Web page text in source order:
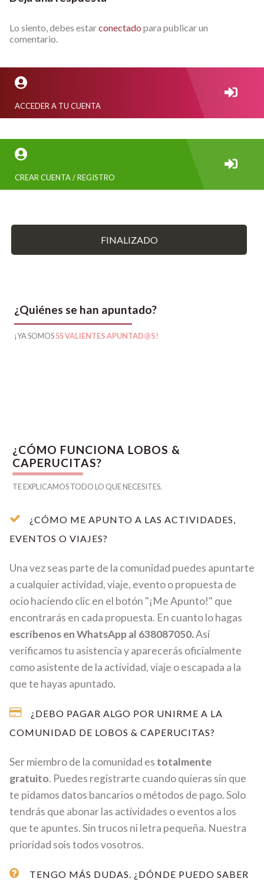
Lo siento, debes estarconectado para publicar un
comentario.
ACCEDER A TU CUENTA
CREAR CUENTA / REGISTRO
FINALIZADO
¿Quiénes se han apuntado?
¡YA SOMOS55 VALIENTES APUNTAD@S!
¿CÓMO FUNCIONA LOBOS &
CAPERUCITAS?
TE EXPLICAMOS TODO LO QUE NECESITES.
¿CÓMO ME APUNTO A LAS ACTIVIDADES,
EVENTOS O VIAJES?
Una vez seas parte de la comunidad puedes apuntarte
a cualquier actividad, viaje, evento o propuesta de
ocio haciendo clic en el botón "¡Me Apunto!" que
encontrarás en cada propuesta. En cuanto lo hagas
escríbenos en WhatsApp al 638087050.Así
verificamos tu asistencia y aparecerás oficialmente
como asistente de la actividad, viaje o escapada a la
que te hayas apuntado.
¿DEBO PAGAR ALGO POR UNIRME A LA
COMUNIDAD DE LOBOS & CAPERUCITAS?
Ser miembro de la comunidad es totalmente
gratuito. Puedes registrarte cuando quieras sin que
te pidamos datos bancarios o métodos de pago. Solo
tendrás que abonar las actividades o eventos a los
que te apuntes. Sin trucos ni letra pequeña. Nuestra
prioridad sois todos vosotros.
TENGO MÁS DUDAS. ¿DÓNDE PUEDO SABER